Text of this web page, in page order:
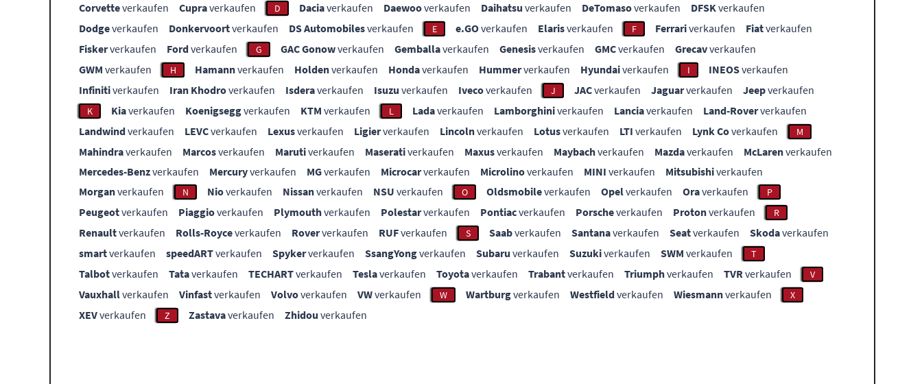
Corvetteverkaufen Cupraverkaufen D Daciaverkaufen Daewooverkaufen Daihatsu verkaufen DeTomasoverkaufen DFSKverkaufen
Dodgeverkaufen Donkervoortverkaufen DS Automobilesverkaufen E e.GOverkaufen Elarisverkaufen F Ferrariverkaufen Fiatverkaufen
Fiskerverkaufen Fordverkaufen G GAC Gonowverkaufen Gemballaverkaufen Genesisverkaufen GMCverkaufen Grecavverkaufen
GWM verkaufen H Hamannverkaufen Holdenverkaufen Hondaverkaufen Hummerverkaufen Hyundaiverkaufen I INEOSverkaufen
Infinitiverkaufen Iran Khodroverkaufen Isderaverkaufen Isuzu verkaufen Ivecoverkaufen J JACverkaufen Jaguarverkaufen Jeepverkaufen
K Kiaverkaufen Koenigseggverkaufen KTM verkaufen L Ladaverkaufen Lamborghiniverkaufen Lanciaverkaufen Land-Roververkaufen
Landwindverkaufen LEVCverkaufen Lexusverkaufen Ligierverkaufen Lincolnverkaufen Lotusverkaufen LTI verkaufen Lynk Coverkaufen M
Mahindraverkaufen Marcosverkaufen Marutiverkaufen Maserativerkaufen Maxusverkaufen Maybachverkaufen Mazdaverkaufen McLarenverkaufen
Mercedes-Benzverkaufen Mercuryverkaufen MGverkaufen Microcarverkaufen Microlinoverkaufen MINI verkaufen Mitsubishiverkaufen
Morganverkaufen N Nioverkaufen Nissanverkaufen NSU verkaufen O Oldsmobileverkaufen Opelverkaufen Oraverkaufen P
Peugeotverkaufen Piaggioverkaufen Plymouthverkaufen Polestarverkaufen Pontiacverkaufen Porscheverkaufen Protonverkaufen R
Renaultverkaufen Rolls-Royceverkaufen Roververkaufen RUFverkaufen S Saabverkaufen Santanaverkaufen Seatverkaufen Skodaverkaufen
smartverkaufen speedARTverkaufen Spykerverkaufen SsangYongverkaufen Subaru verkaufen Suzukiverkaufen SWM verkaufen T
Talbotverkaufen Tataverkaufen TECHARTverkaufen Teslaverkaufen Toyotaverkaufen Trabantverkaufen Triumphverkaufen TVRverkaufen V
Vauxhallverkaufen Vinfastverkaufen Volvoverkaufen VWverkaufen W Wartburgverkaufen Westfieldverkaufen Wiesmannverkaufen X
XEVverkaufen Z Zastavaverkaufen Zhidou verkaufen